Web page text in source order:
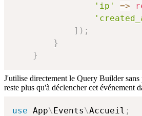
'ip'
=>
] ) ;
}
}
J'utilise directement le Query Builder
reste plus qu'à déclencher cet événement
use App\Events\Accueil ;